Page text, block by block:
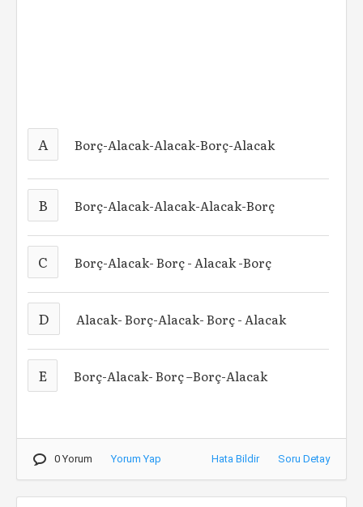
A Borç-Alacak-Alacak-Borç-Alacak
B Borç-Alacak-Alacak-Alacak-Borç
C Borç-Alacak- Borç - Alacak -Borç
D Alacak- Borç-Alacak- Borç - Alacak
E Borç-Alacak- Borç –Borç-Alacak
0 Yorum Yorum Yap Hata Bildir Soru Detay